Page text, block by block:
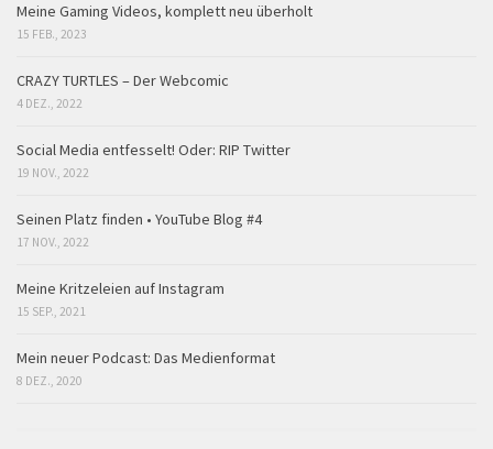
Meine Gaming Videos, komplett neu überholt
15 FEB., 2023
CRAZY TURTLES – Der Webcomic
4 DEZ., 2022
Social Media entfesselt! Oder: RIP Twitter
19 NOV., 2022
Seinen Platz finden • YouTube Blog #4
17 NOV., 2022
Meine Kritzeleien auf Instagram
15 SEP., 2021
Mein neuer Podcast: Das Medienformat
8 DEZ., 2020